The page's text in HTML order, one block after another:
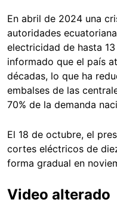
En abril de 2024 una
autoridades
electricidad de hasta
informado que el país
décadas, lo que ha
embalses de las
70% de la demanda
El 18 de octubre, el
cortes eléctricos de
forma gradual en
Video alterado